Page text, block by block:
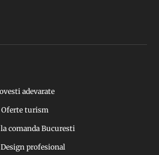
adevarate
Oferte turism
comanda Bucuresti
Design profesional